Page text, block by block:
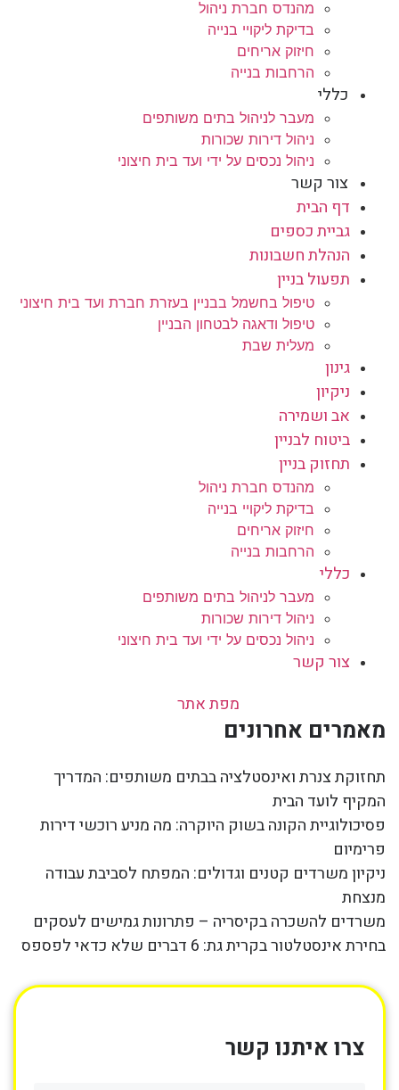
מהנדס חברת ניהול
בדיקת ליקויי בנייה
חיזוק אריחים
הרחבות בנייה
כללי
מעבר לניהול בתים משותפים
ניהול דירות שכורות
ניהול נכסים על ידי ועד בית חיצוני
צור קשר
דף הבית
גביית כספים
הנהלת חשבונות
תפעול בניין
טיפול בחשמל בבניין בעזרת חברת ועד בית חיצוני
טיפול ודאגה לבטחון הבניין
מעלית שבת
גינון
ניקיון
אב ושמירה
ביטוח לבניין
תחזוק בניין
מהנדס חברת ניהול
בדיקת ליקויי בנייה
חיזוק אריחים
הרחבות בנייה
כללי
מעבר לניהול בתים משותפים
ניהול דירות שכורות
ניהול נכסים על ידי ועד בית חיצוני
צור קשר
מפת אתר
מאמרים אחרונים
תחזוקת צנרת ואינסטלציה בבתים משותפים: המדריך
המקיף לועד הבית
פסיכולוגיית הקונה בשוק היוקרה: מה מניע רוכשי דירות
פרימיום
ניקיון משרדים קטנים וגדולים: המפתח לסביבת עבודה
מנצחת
משרדים להשכרה בקיסריה – פתרונות גמישים לעסקים
בחירת אינסטלטור בקרית גת: 6 דברים שלא כדאי לפספס
צרו איתנו קשר